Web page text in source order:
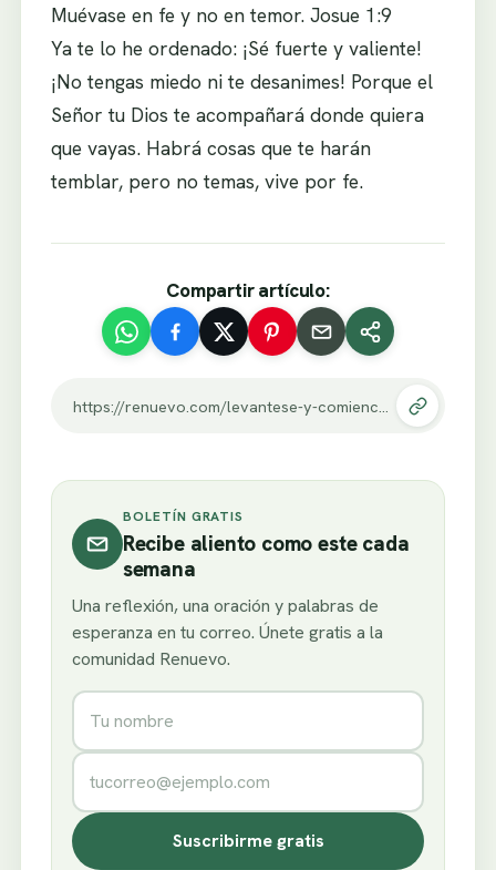
Muévase en fe y no en temor. Josue 1:9
Ya te lo he ordenado: ¡Sé fuerte y valiente!
¡No tengas miedo ni te desanimes! Porque el
Señor tu Dios te acompañará donde quiera
que vayas. Habrá cosas que te harán
temblar, pero no temas, vive por fe.
Compartir artículo:
https://renuevo.com/levantese-y-comience-a-andar.html
BOLETÍN GRATIS
Recibe aliento como este cada
semana
Una reflexión, una oración y palabras de
esperanza en tu correo. Únete gratis a la
comunidad Renuevo.
Nombre
Correo electrónico
Suscribirme gratis